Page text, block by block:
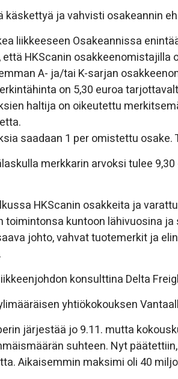
käskettyä ja vahvisti osakeannin
liikkeeseen Osakeannissa
että HKScanin
A- ja/tai K-sarjan
on 5,30 euroa
haltija on oikeutettu
saadaan 1 per omistettu osake.
merkkarin arvoksi tulee
HKScanin osakkeita ja
toimintonsa kuntoon lähivuosina
johto, vahvat tuotemerkit ja
konsulttina Delta
yhtiökokouksen
järjestää jo 9.11. mutta
suhteen. Nyt
Aikaisemmin maksimi oli 40